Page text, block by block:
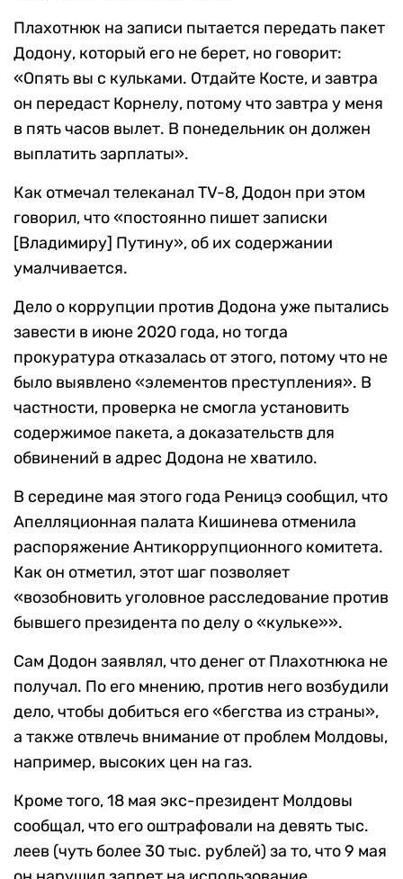
Плахотнюк на записи пытается передать пакет
Додону, который его не берет, но говорит:
«Опять вы с кульками. Отдайте Косте, и завтра
он передаст Корнелу, потому что завтра у меня
в пять часов вылет. В понедельник он должен
выплатить зарплаты».
Как отмечал телеканал TV-8, Додон при этом
говорил, что «постоянно пишет записки
[Владимиру] Путину», об их содержании
умалчивается.
Дело о коррупции против Додона уже пытались
завести в июне 2020 года, но тогда
прокуратура отказалась от этого, потому что не
было выявлено «элементов преступления». В
частности, проверка не смогла установить
содержимое пакета, а доказательств для
обвинений в адрес Додона не хватило.
В середине мая этого года Реницэ сообщил, что
Апелляционная палата Кишинева отменила
распоряжение Антикоррупционного комитета.
Как он отметил, этот шаг позволяет
«возобновить уголовное расследование против
бывшего президента по делу о «кульке»».
Сам Додон заявлял, что денег от Плахотнюка не
получал. По его мнению, против него возбудили
дело, чтобы добиться его «бегства из страны»,
а также отвлечь внимание от проблем Молдовы,
например, высоких цен на газ.
Кроме того, 18 мая экс-президент Молдовы
сообщал, что его оштрафовали на девять тыс.
леев (чуть более 30 тыс. рублей) за то, что 9 мая